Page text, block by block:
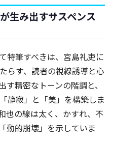
生み出すサスペンス
特筆すべきは、宮島礼吏に
らす、読者の視線誘導と心
精密なトーンの階調と、
静寂」と「美」を構築しま
也の線は太く、かすれ、不
動的崩壊」を示していま